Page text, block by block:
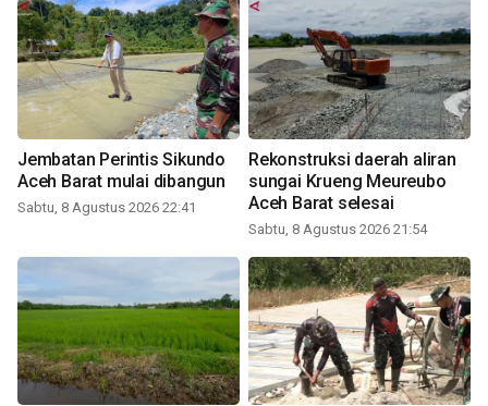
Jembatan Perintis Sikundo
Aceh Barat mulai dibangun
Sabtu, 8 Agustus 2026 22:41
Rekonstruksi daerah aliran
sungai Krueng Meureubo
Aceh Barat selesai
Sabtu, 8 Agustus 2026 21:54